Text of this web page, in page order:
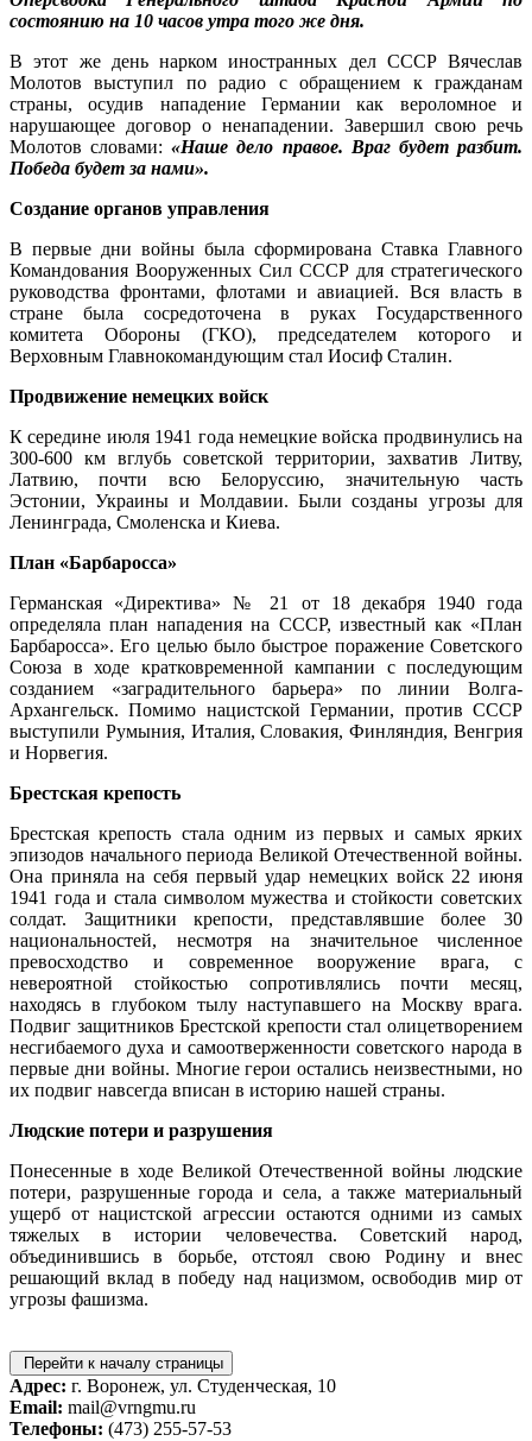
состоянию на 10 часов утра того же дня.
В этот же день нарком иностранных дел СССР Вячеслав
Молотов выступил по радио с обращением к гражданам
страны, осудив нападение Германии как вероломное и
нарушающее договор о ненападении. Завершил свою речь
Молотов словами:«Наше дело правое. Враг будет разбит.
Победа будет за нами».
Создание органов управления
В первые дни войны была сформирована Ставка Главного
Командования Вооруженных Сил СССР для стратегического
руководства фронтами, флотами и авиацией. Вся власть в
стране была сосредоточена в руках Государственного
комитета Обороны (ГКО), председателем которого и
Верховным Главнокомандующим стал Иосиф Сталин.
Продвижение немецких войск
К середине июля 1941 года немецкие войска продвинулись на
300-600 км вглубь советской территории, захватив Литву,
Латвию, почти всю Белоруссию, значительную часть
Эстонии, Украины и Молдавии. Были созданы угрозы для
Ленинграда, Смоленска и Киева.
План «Барбаросса»
Германская «Директива» № 21 от 18 декабря 1940 года
определяла план нападения на СССР, известный как «План
Барбаросса». Его целью было быстрое поражение Советского
Союза в ходе кратковременной кампании с последующим
созданием «заградительного барьера» по линии Волга-
Архангельск. Помимо нацистской Германии, против СССР
выступили Румыния, Италия, Словакия, Финляндия, Венгрия
и Норвегия.
Брестская крепость
Брестская крепость стала одним из первых и самых ярких
эпизодов начального периода Великой Отечественной войны.
Она приняла на себя первый удар немецких войск 22 июня
1941 года и стала символом мужества и стойкости советских
солдат. Защитники крепости, представлявшие более 30
национальностей, несмотря на значительное численное
превосходство и современное вооружение врага, с
невероятной стойкостью сопротивлялись почти месяц,
находясь в глубоком тылу наступавшего на Москву врага.
Подвиг защитников Брестской крепости стал олицетворением
несгибаемого духа и самоотверженности советского народа в
первые дни войны. Многие герои остались неизвестными, но
их подвиг навсегда вписан в историю нашей страны.
Людские потери и разрушения
Понесенные в ходе Великой Отечественной войны людские
потери, разрушенные города и села, а также материальный
ущерб от нацистской агрессии остаются одними из самых
тяжелых в истории человечества. Советский народ,
объединившись в борьбе, отстоял свою Родину и внес
решающий вклад в победу над нацизмом, освободив мир от
угрозы фашизма.
Перейти к началу страницы
Адрес: г. Воронеж, ул. Студенческая, 10
Email: mail@vrngmu.ru
Телефоны: (473) 255-57-53